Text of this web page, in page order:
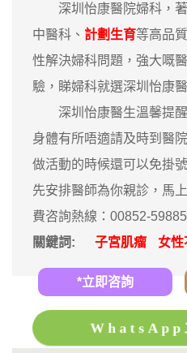
深圳怡康醫院婦科，著
中醫科、 計劃生育等高品
性解決婦科問題，強大嘅
驗，睇婦科就選深圳怡康
深圳怡康醫生溫馨提醒
身體有所唔適請及時到醫
做活動的時候還可以免掛
先安排醫師為你親診，馬
費咨詢熱線：00852-
關鍵詞:
子宮肌瘤 女性
*立即咨詢
WhatsApp